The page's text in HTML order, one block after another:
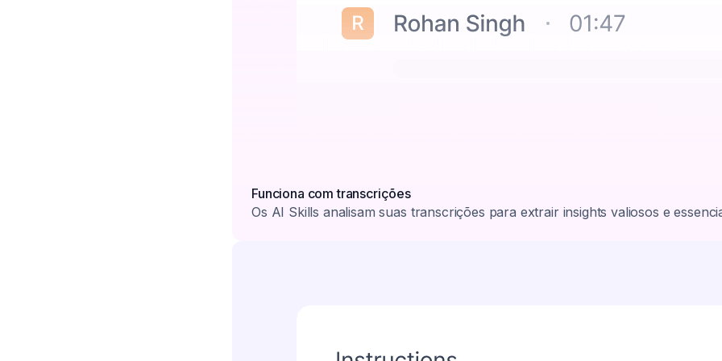
Funciona com transcrições
Os AI Skills analisam suas transcrições para extrair insights valiosos e